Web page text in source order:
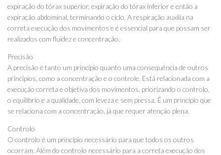
expiração do tórax superior, expiração do tórax inferior e então a
expiração abdominal, terminando o ciclo. A respiração auxilia na
correta execução dos movimentos e é essencial para que possam ser
realizados com fluidez e concentração.
Precisão
A precisão é tanto um princípio quanto uma consequência de outros
princípios, como a concentração e o controle. Está relacionada com a
execução correta e objetiva dos movimentos, priorizando o controlo,
o equilíbrio e a qualidade, com leveza e sem pressa. É um princípio que
se relaciona com a concentração, já que requer atenção plena.
Controlo
O controlo é um princípio necessário para que todos os outros
ocorram. Além do controlo necessário para a correta execução dos